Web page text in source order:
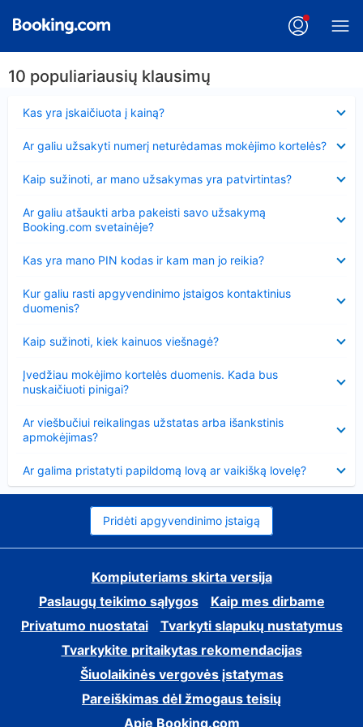
10 populiariausių klausimų
Kas yra įskaičiuota į kainą?
Ar galiu užsakyti numerį neturėdamas mokėjimo kortelės?
Kaip sužinoti, ar mano užsakymas yra patvirtintas?
Ar galiu atšaukti arba pakeisti savo užsakymą
Booking.com svetainėje?
Kas yra mano PIN kodas ir kam man jo reikia?
Kur galiu rasti apgyvendinimo įstaigos kontaktinius
duomenis?
Kaip sužinoti, kiek kainuos viešnagė?
Įvedžiau mokėjimo kortelės duomenis. Kada bus
nuskaičiuoti pinigai?
Ar viešbučiui reikalingas užstatas arba išankstinis
apmokėjimas?
Ar galima pristatyti papildomą lovą ar vaikišką lovelę?
Pridėti apgyvendinimo įstaigą
Kompiuteriams skirta versija
Paslaugų teikimo sąlygos
Kaip mes dirbame
Privatumo nuostatai
Tvarkyti slapukų nustatymus
Tvarkykite pritaikytas rekomendacijas
Šiuolaikinės vergovės įstatymas
Pareiškimas dėl žmogaus teisių
Apie Booking.com